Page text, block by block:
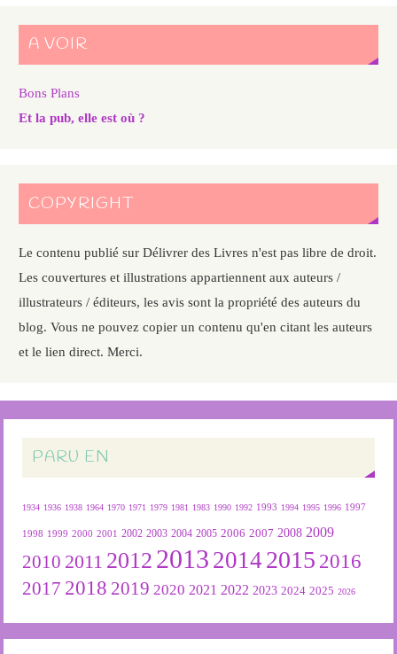
A VOIR
Bons Plans
Et la pub, elle est où ?
COPYRIGHT
Le contenu publié sur Délivrer des Livres n'est pas libre de droit.
Les couvertures et illustrations appartiennent aux auteurs /
illustrateurs / éditeurs, les avis sont la propriété des auteurs du
blog. Vous ne pouvez copier un contenu qu'en citant les auteurs
et le lien direct. Merci.
PARU EN
1934 1936 1938 1964 1970 1971 1979 1981 1983 1990 1992 1993 1994 1995 1996 1997
1998 1999 2000 2001 2002 2003 2004 2005 2006 2007 2008 2009
2010 2011 2012 2013 2014 2015 2016
2017 2018 2019 2020 2021 2022 2023 2024 2025 2026